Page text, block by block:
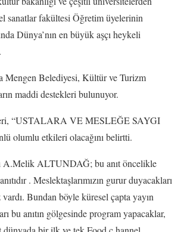
sanatlar fakültesi Öğretim üyelerinin
Dünya’nın en büyük aşçı heykeli
Mengen Belediyesi, Kültür ve Turizm
maddi destekleri bulunuyor.
“USTALARA VE MESLEĞE SAYGI
olumlu etkileri olacağını belirtti.
A.Melik ALTUNDAĞ; bu anıt öncelikle
. Meslektaşlarımızın gurur duyacakları
vardı. Bundan böyle küresel çapta yayın
bu anıtın gölgesinde program yapacaklar,